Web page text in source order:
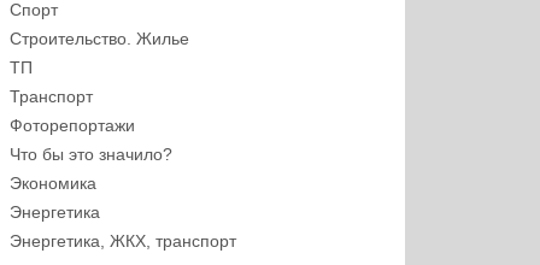
Спорт
Строительство. Жилье
ТП
Транспорт
Фоторепортажи
Что бы это значило?
Экономика
Энергетика
Энергетика, ЖКХ, транспорт